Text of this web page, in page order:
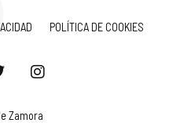
POLÍTICA DE COOKIES
Zamora